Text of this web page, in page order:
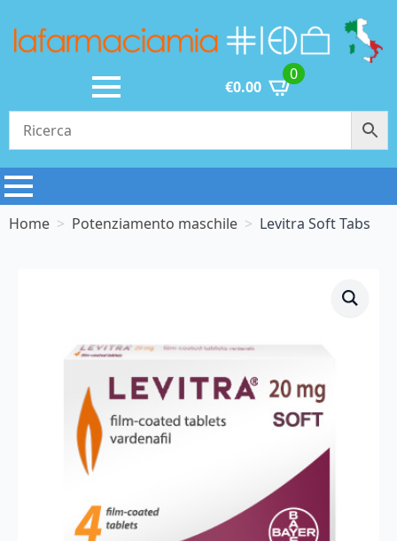
€0.00
0
Home Potenziamento maschile Levitra Soft Tabs